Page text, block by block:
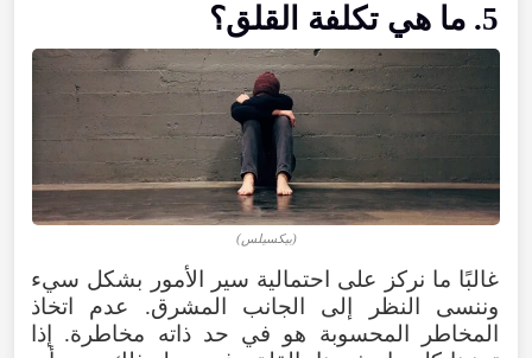
5. ما هي تكلفة القلق؟
(بيكسيلس)
غالبًا ما نركز على احتمالية سير الأمور بشكل سيء
وننسى النظر إلى الجانب المشرق. عدم اتخاذ
المخاطر المحسوبة هو في حد ذاته مخاطرة. إذا